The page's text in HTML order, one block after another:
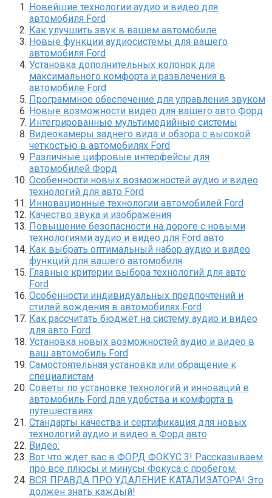
Новейшие технологии аудио и видео для
автомобиля Ford
Как улучшить звук в вашем автомобиле
Новые функции аудиосистемы для вашего
автомобиля Ford
Установка дополнительных колонок для
максимального комфорта и развлечения в
автомобиле Ford
Программное обеспечение для управления звуком
Новые возможности видео для вашего авто Форд
Интегрированные мультимедийные системы
Видеокамеры заднего вида и обзора с высокой
четкостью в автомобилях Ford
Различные цифровые интерфейсы для
автомобилей Форд
Особенности новых возможностей аудио и видео
технологий для авто Ford
Инновационные технологии автомобилей Ford
Качество звука и изображения
Повышение безопасности на дороге с новыми
технологиями аудио и видео для Ford авто
Как выбрать оптимальный набор аудио и видео
функций для вашего автомобиля
Главные критерии выбора технологий для авто
Ford
Особенности индивидуальных предпочтений и
стилей вождения в автомобилях Ford
Как рассчитать бюджет на систему аудио и видео
для авто Ford
Установка новых возможностей аудио и видео в
ваш автомобиль Ford
Самостоятельная установка или обращение к
специалистам
Советы по установке технологий и инноваций в
автомобиль Ford для удобства и комфорта в
путешествиях
Стандарты качества и сертификация для новых
технологий аудио и видео в Форд авто
Видео:
Вот что ждет вас в ФОРД ФОКУС 3! Рассказываем
про все плюсы и минусы Фокуса с пробегом.
ВСЯ ПРАВДА ПРО УДАЛЕНИЕ КАТАЛИЗАТОРА! Это
должен знать каждый!